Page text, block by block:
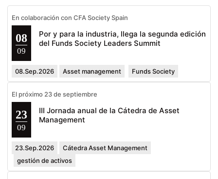
En colaboración con CFA Society Spain
08
09
Por y para la industria, llega la segunda edición
del Funds Society Leaders Summit
08.Sep.2026 Asset management Funds Society
El próximo 23 de septiembre
23
09
III Jornada anual de la Cátedra de Asset
Management
23.Sep.2026
Cátedra Asset Management
gestión de activos